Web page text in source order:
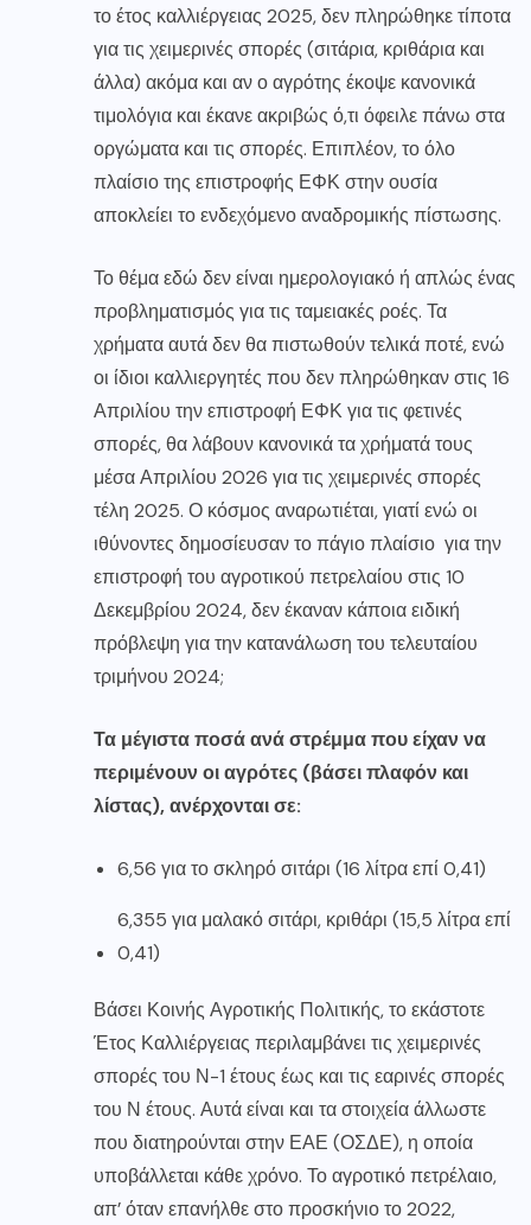
το έτος καλλιέργειας 2025, δεν πληρώθηκε τίποτα
για τις χειμερινές σπορές (σιτάρια, κριθάρια και
άλλα) ακόμα και αν ο αγρότης έκοψε κανονικά
τιμολόγια και έκανε ακριβώς ό,τι όφειλε πάνω στα
οργώματα και τις σπορές. Επιπλέον, το όλο
πλαίσιο της επιστροφής ΕΦΚ στην ουσία
αποκλείει το ενδεχόμενο αναδρομικής πίστωσης.
Το θέμα εδώ δεν είναι ημερολογιακό ή απλώς ένας
προβληματισμός για τις ταμειακές ροές. Τα
χρήματα αυτά δεν θα πιστωθούν τελικά ποτέ, ενώ
οι ίδιοι καλλιεργητές που δεν πληρώθηκαν στις 16
Απριλίου την επιστροφή ΕΦΚ για τις φετινές
σπορές, θα λάβουν κανονικά τα χρήματά τους
μέσα Απριλίου 2026 για τις χειμερινές σπορές
τέλη 2025. Ο κόσμος αναρωτιέται, γιατί ενώ οι
ιθύνοντες δημοσίευσαν το πάγιο πλαίσιο για την
επιστροφή του αγροτικού πετρελαίου στις 10
Δεκεμβρίου 2024, δεν έκαναν κάποια ειδική
πρόβλεψη για την κατανάλωση του τελευταίου
τριμήνου 2024;
Τα μέγιστα ποσά ανά στρέμμα που είχαν να
περιμένουν οι αγρότες (βάσει πλαφόν και
λίστας), ανέρχονται σε:
6,56 για το σκληρό σιτάρι (16 λίτρα επί 0,41)
6,355 για μαλακό σιτάρι, κριθάρι (15,5 λίτρα επί
0,41)
Βάσει Κοινής Αγροτικής Πολιτικής, το εκάστοτε
Έτος Καλλιέργειας περιλαμβάνει τις χειμερινές
σπορές του Ν-1 έτους έως και τις εαρινές σπορές
του Ν έτους. Αυτά είναι και τα στοιχεία άλλωστε
που διατηρούνται στην ΕΑΕ (ΟΣΔΕ), η οποία
υποβάλλεται κάθε χρόνο. Το αγροτικό πετρέλαιο,
απ’ όταν επανήλθε στο προσκήνιο το 2022,